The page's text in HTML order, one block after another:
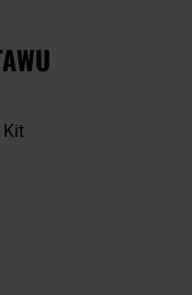
Kit